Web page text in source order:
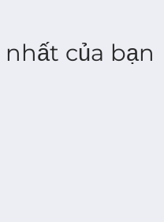
của bạn